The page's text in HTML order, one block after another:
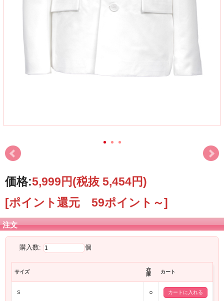
価格:5,999円(税抜 5,454円)
[ポイント還元 59ポイント～]
注文
購入数: 個
サイズ
在
庫
カート
S ○